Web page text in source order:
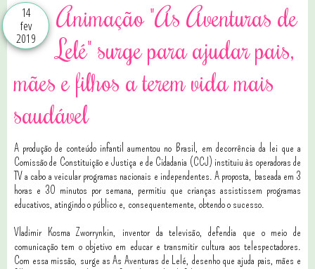
14
fev
2019
Animação "As Aventuras de
Lelé" surge para ajudar pais,
mães e filhos a terem vida mais
saudável
A produção de conteúdo infantil aumentou no Brasil, em decorrência da lei que a
Comissão de Constituição e Justiça e de Cidadania (CCJ) instituiu às operadoras de
TV a cabo a veicular programas nacionais e independentes. A proposta, baseada em 3
horas e 30 minutos por semana, permitiu que crianças assistissem programas
educativos, atingindo o público e, consequentemente, obtendo o sucesso.
Vladimir Kosma Zworrynkin, inventor da televisão, defendia que o meio de
comunicação tem o objetivo em educar e transmitir cultura aos telespectadores.
Com essa missão, surge as As Aventuras de Lelé, desenho que ajuda pais, mães e